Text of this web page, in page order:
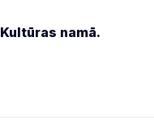
namā.